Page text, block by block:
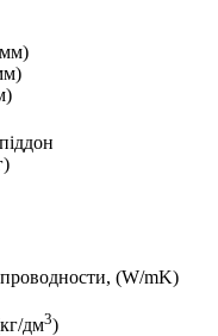
(W/mK)
дм3)